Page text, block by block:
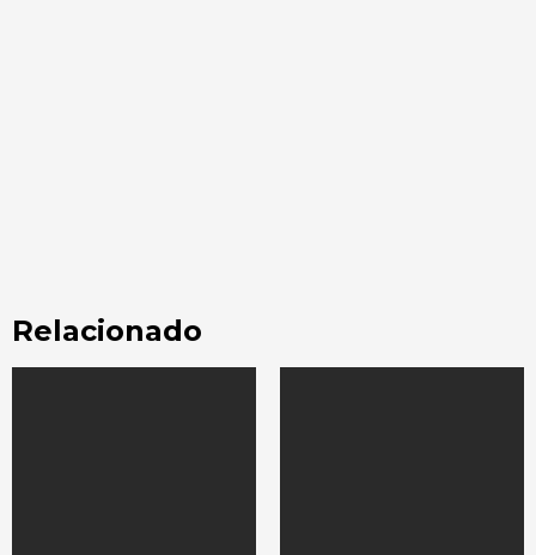
Relacionado